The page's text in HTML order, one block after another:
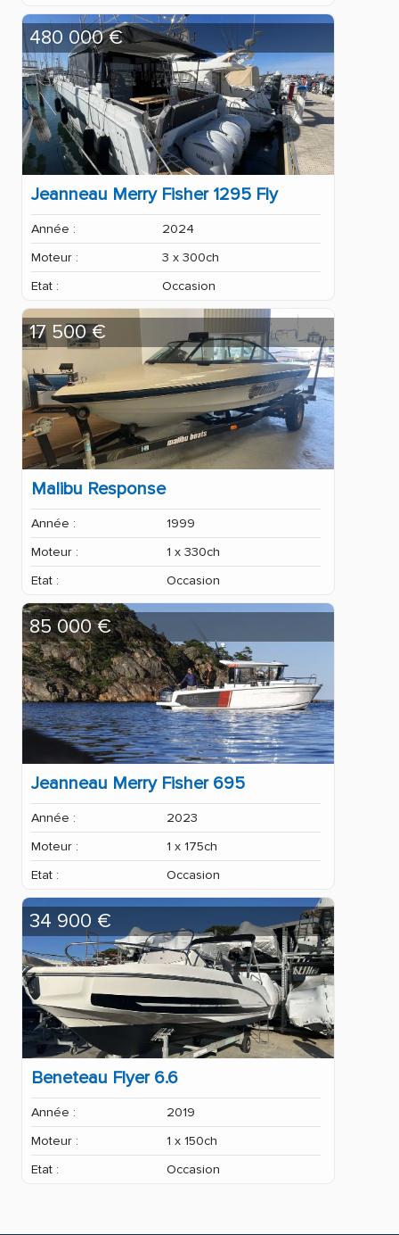
Jeanneau Merry Fisher 1295 Fly
Année :
2024
Moteur :
3 x 300ch
Etat :
Occasion
480 000 €
Malibu Response
Année :
1999
Moteur :
1 x 330ch
Etat :
Occasion
17 500 €
Jeanneau Merry Fisher 695
Année :
2023
Moteur :
1 x 175ch
Etat :
Occasion
85 000 €
Beneteau Flyer 6.6
Année :
2019
Moteur :
1 x 150ch
Etat :
Occasion
34 900 €